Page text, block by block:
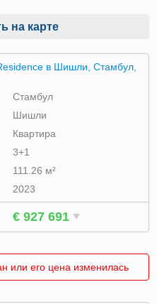
на карте
в Шишли, Стамбул,
Стамбул
Шишли
Квартира
3+1
111.26 м²
2023
€ 927 691
или его цена изменилась